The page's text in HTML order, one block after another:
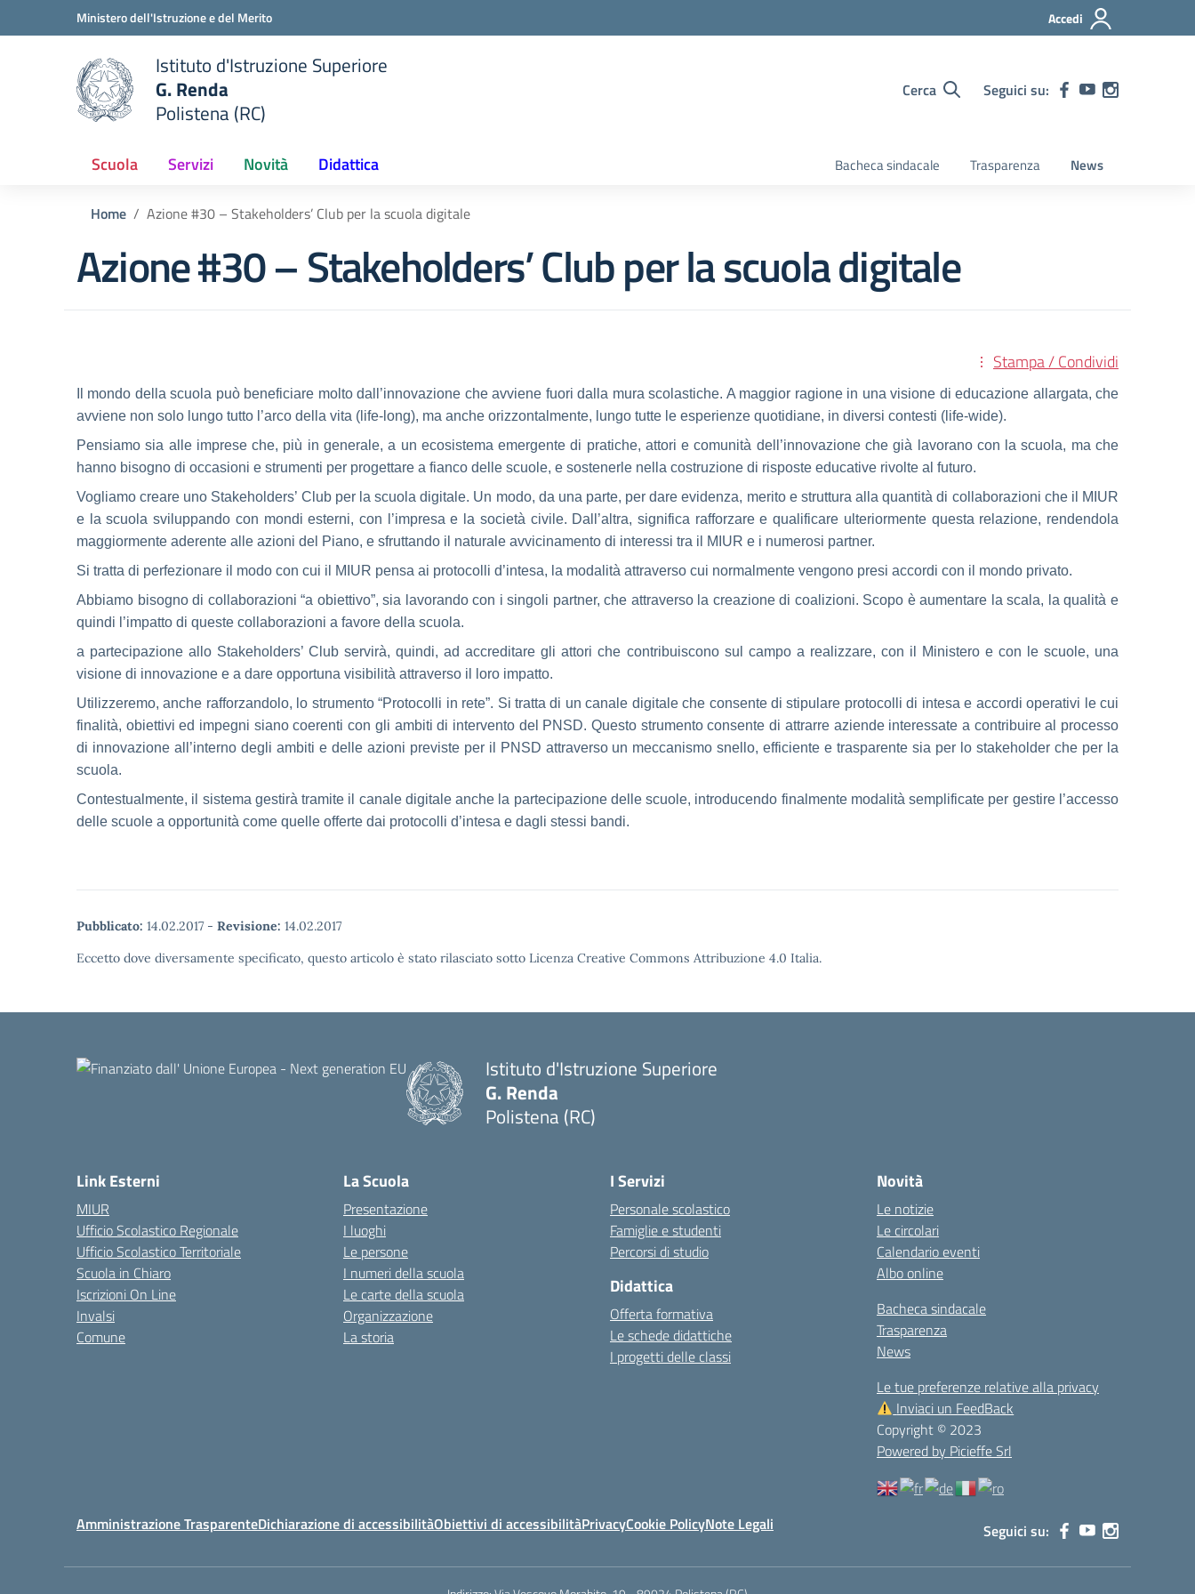
Vai ai contenuti
Vai al menu di navigazioneMinistero dell'Istruzione e del Merito Accedi
scuola
Istituto d'Istruzione Superiore
G. Renda
Polistena (RC)
Cerca Seguici su:
Scuola Servizi Novità Didattica Bacheca sindacale Trasparenza News
Home Azione #30 – Stakeholders’ Club per la scuola digitale
Azione #30 – Stakeholders’ Club per la scuola digitale
Stampa / Condividi
Il mondo della scuola può beneficiare molto dall’innovazione che avviene fuori dalla mura scolastiche. A maggior ragione in una visione di educazione allargata, che
avviene non solo lungo tutto l’arco della vita (life-long), ma anche orizzontalmente, lungo tutte le esperienze quotidiane, in diversi contesti (life-wide).
Pensiamo sia alle imprese che, più in generale, a un ecosistema emergente di pratiche, attori e comunità dell’innovazione che già lavorano con la scuola, ma che
hanno bisogno di occasioni e strumenti per progettare a fianco delle scuole, e sostenerle nella costruzione di risposte educative rivolte al futuro.
Vogliamo creare uno Stakeholders’ Club per la scuola digitale. Un modo, da una parte, per dare evidenza, merito e struttura alla quantità di collaborazioni che il MIUR
e la scuola sviluppando con mondi esterni, con l’impresa e la società civile. Dall’altra, significa rafforzare e qualificare ulteriormente questa relazione, rendendola
maggiormente aderente alle azioni del Piano, e sfruttando il naturale avvicinamento di interessi tra il MIUR e i numerosi partner.
Si tratta di perfezionare il modo con cui il MIUR pensa ai protocolli d’intesa, la modalità attraverso cui normalmente vengono presi accordi con il mondo privato.
Abbiamo bisogno di collaborazioni “a obiettivo”, sia lavorando con i singoli partner, che attraverso la creazione di coalizioni. Scopo è aumentare la scala, la qualità e
quindi l’impatto di queste collaborazioni a favore della scuola.
a partecipazione allo Stakeholders’ Club servirà, quindi, ad accreditare gli attori che contribuiscono sul campo a realizzare, con il Ministero e con le scuole, una
visione di innovazione e a dare opportuna visibilità attraverso il loro impatto.
Utilizzeremo, anche rafforzandolo, lo strumento “Protocolli in rete”. Si tratta di un canale digitale che consente di stipulare protocolli di intesa e accordi operativi le cui
finalità, obiettivi ed impegni siano coerenti con gli ambiti di intervento del PNSD. Questo strumento consente di attrarre aziende interessate a contribuire al processo
di innovazione all’interno degli ambiti e delle azioni previste per il PNSD attraverso un meccanismo snello, efficiente e trasparente sia per lo stakeholder che per la
scuola.
Contestualmente, il sistema gestirà tramite il canale digitale anche la partecipazione delle scuole, introducendo finalmente modalità semplificate per gestire l’accesso
delle scuole a opportunità come quelle offerte dai protocolli d’intesa e dagli stessi bandi.
Pubblicato: 14.02.2017 - Revisione: 14.02.2017
Eccetto dove diversamente specificato, questo articolo è stato rilasciato sotto Licenza Creative Commons Attribuzione 4.0 Italia.
Istituto d'Istruzione Superiore
G. Renda
Polistena (RC)
Link Esterni
MIUR
Ufficio Scolastico Regionale
Ufficio Scolastico Territoriale
Scuola in Chiaro
Iscrizioni On Line
Invalsi
Comune
La Scuola
Presentazione
I luoghi
Le persone
I numeri della scuola
Le carte della scuola
Organizzazione
La storia
I Servizi
Personale scolastico
Famiglie e studenti
Percorsi di studio
Didattica
Offerta formativa
Le schede didattiche
I progetti delle classi
Novità
Le notizie
Le circolari
Calendario eventi
Albo online
Bacheca sindacale
Trasparenza
News
Le tue preferenze relative alla privacy
Inviaci un FeedBack
Copyright © 2023
Powered by Picieffe Srl
Amministrazione TrasparenteDichiarazione di accessibilitàObiettivi di accessibilitàPrivacyCookie PolicyNote Legali Seguici su: